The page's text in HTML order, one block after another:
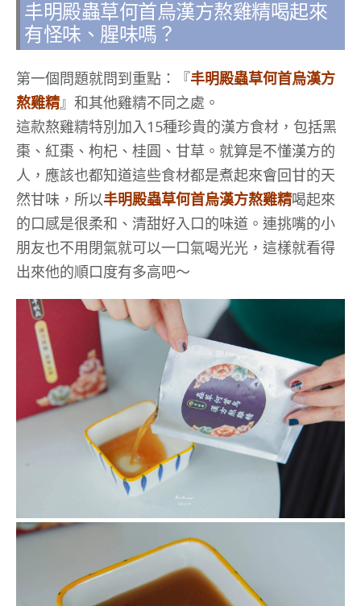
丰明殿蟲草何首烏漢方熬雞精喝起來
有怪味、腥味嗎？
第一個問題就問到重點：『丰明殿蟲草何首烏漢方
熬雞精』和其他雞精不同之處。
這款熬雞精特別加入15種珍貴的漢方食材，包括黑
棗、紅棗、枸杞、桂圓、甘草。就算是不懂漢方的
人，應該也都知道這些食材都是煮起來會回甘的天
然甘味，所以丰明殿蟲草何首烏漢方熬雞精喝起來
的口感是很柔和、清甜好入口的味道。連挑嘴的小
朋友也不用閉氣就可以一口氣喝光光，這樣就看得
出來他的順口度有多高吧～